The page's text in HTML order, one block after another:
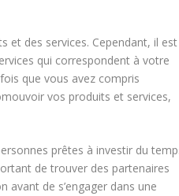
et des services. Cependant, il est
qui correspondent à votre
que vous avez compris
vos produits et services,
prêtes à investir du
de trouver des partenaires
avant de s’engager dans une